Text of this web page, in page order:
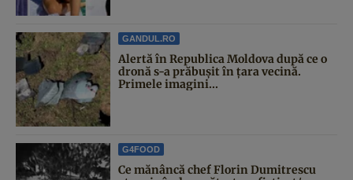
GANDUL.RO
Alertă în Republica Moldova după ce o
dronă s-a prăbușit în țara vecină.
Primele imagini...
G4FOOD
Ce mănâncă chef Florin Dumitrescu